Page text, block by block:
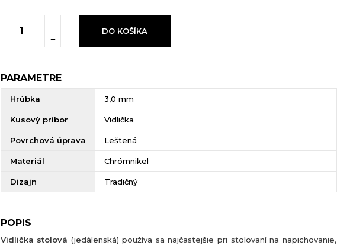
DO KOŠÍKA
PARAMETRE
Hrúbka 3,0 mm
Kusový príbor Vidlička
Povrchová úprava Leštená
Materiál Chrómnikel
Dizajn Tradičný
POPIS
Vidlička stolová (jedálenská) používa sa najčastejšie pri stolovaní na napichovanie,